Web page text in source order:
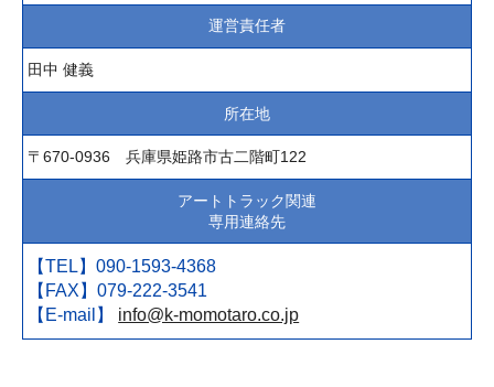
運営責任者
田中 健義
所在地
〒670-0936 兵庫県姫路市古二階町122
アートトラック関連
専用連絡先
【TEL】090-1593-4368
【FAX】079-222-3541
【E-mail】 info@k-momotaro.co.jp